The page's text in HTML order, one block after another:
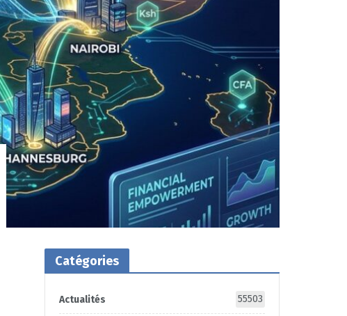
Catégories
Actualités 55503